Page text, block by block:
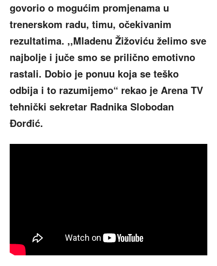
govorio o mogućim promjenama u
trenerskom radu, timu, očekivanim
rezultatima. ,,Mladenu Žižoviću želimo sve
najbolje i juče smo se prilično emotivno
rastali. Dobio je ponuu koja se teško
odbija i to razumijemo“ rekao je Arena TV
tehnički sekretar Radnika Slobodan
Đorđić.